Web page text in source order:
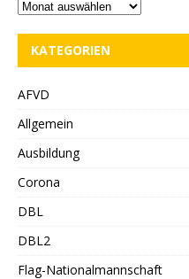
KATEGORIEN
AFVD
Allgemein
Ausbildung
Corona
DBL
DBL2
Flag-Nationalmannschaft